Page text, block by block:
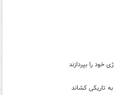
خود را بپردازند
تاریکی کشاند